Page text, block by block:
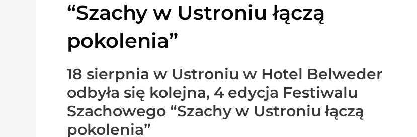
“Szachy w Ustroniu łączą
pokolenia”
18 sierpnia w Ustroniu w Hotel Belweder
odbyła się kolejna, 4 edycja Festiwalu
Szachowego “Szachy w Ustroniu łączą
pokolenia”